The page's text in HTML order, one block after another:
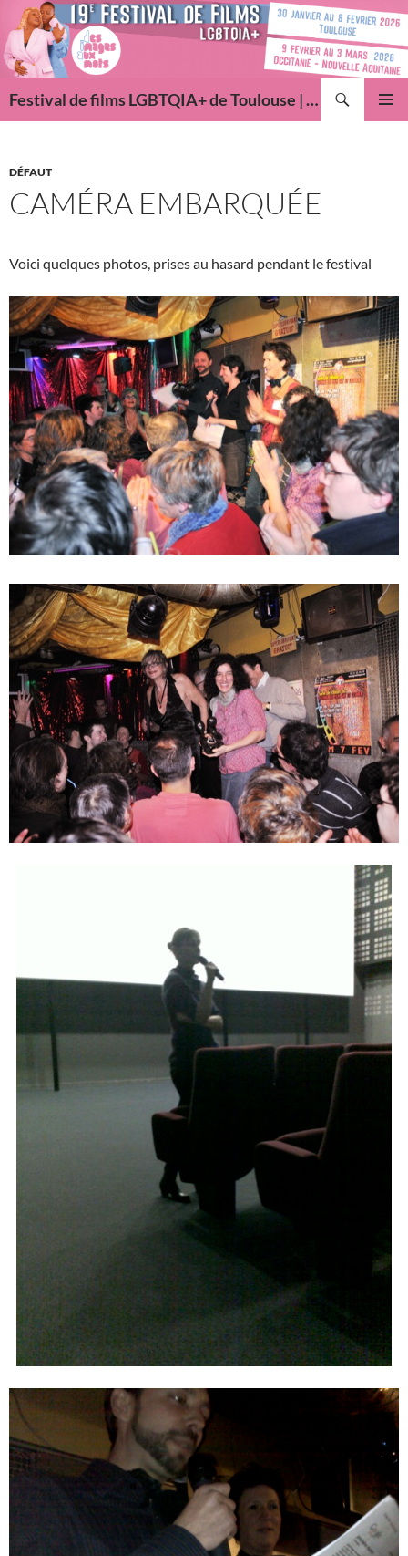
Aller
au
contenu
Festival de films LGBTQIA+ de Toulouse | Des Images Aux Mots
DÉFAUT
CAMÉRA EMBARQUÉE
Voici quelques photos, prises au hasard pendant le festival